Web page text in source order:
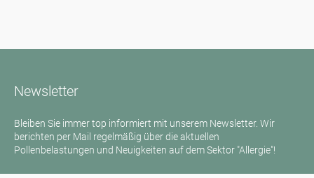
Newsletter
Bleiben Sie immer top informiert mit unserem Newsletter. Wir
berichten per Mail regelmäßig über die aktuellen
Pollenbelastungen und Neuigkeiten auf dem Sektor "Allergie"!